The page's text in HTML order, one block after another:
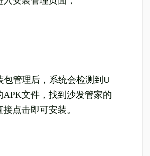
包管理后，系统会检测到U
APK文件，找到沙发管家的
点击即可安装。